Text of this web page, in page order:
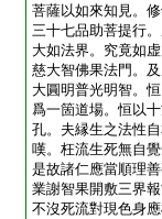
菩薩以如來知見。
三十七品助菩提行
大如法界。究竟如
慈大智佛果法門。
大圓明普光明智。
爲一箇道場。恒以
孔。夫縁生之法性
嘆。枉流生死無自
是故諸仁應當順理
業謝智果開敷三界
不沒死流對現色身